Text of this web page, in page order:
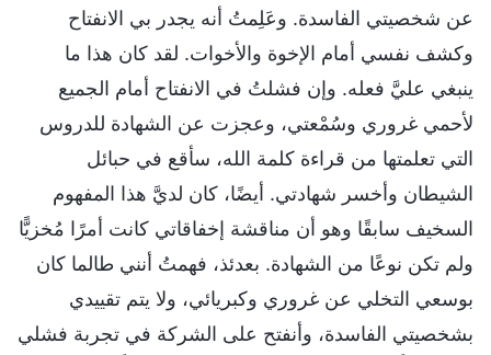
عن شخصيتي الفاسدة. وعَلِمتُ أنه يجدر بي الانفتاح
وكشف نفسي أمام الإخوة والأخوات. لقد كان هذا ما
ينبغي عليَّ فعله. وإن فشلتُ في الانفتاح أمام الجميع
لأحمي غروري وسُمْعتي، وعجزت عن الشهادة للدروس
التي تعلمتها من قراءة كلمة الله، سأقع في حبائل
الشيطان وأخسر شهادتي. أيضًا، كان لديَّ هذا المفهوم
السخيف سابقًا وهو أن مناقشة إخفاقاتي كانت أمرًا مُخزيًّا
ولم تكن نوعًا من الشهادة. بعدئذ، فهمتُ أنني طالما كان
بوسعي التخلي عن غروري وكبريائي، ولا يتم تقييدي
بشخصيتي الفاسدة، وأنفتح على الشركة في تجربة فشلي